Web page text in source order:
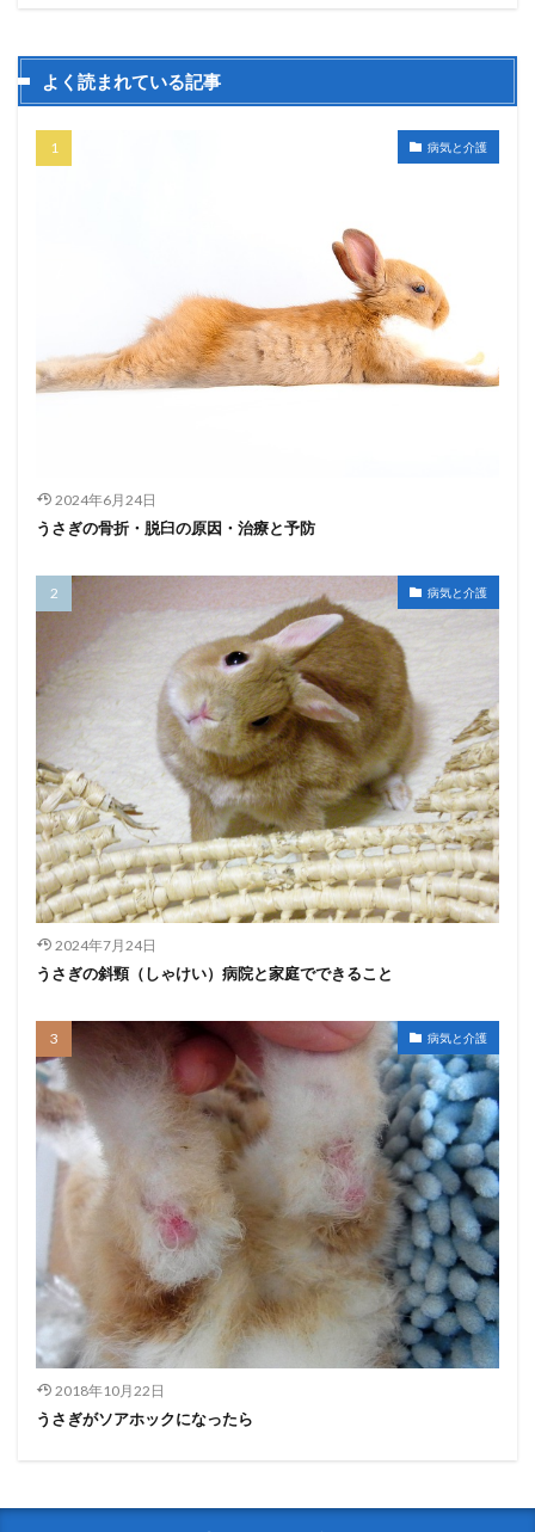
よく読まれている記事
病気と介護
2024年6月24日
うさぎの骨折・脱臼の原因・治療と予防
病気と介護
2024年7月24日
うさぎの斜頸（しゃけい）病院と家庭でできること
病気と介護
2018年10月22日
うさぎがソアホックになったら